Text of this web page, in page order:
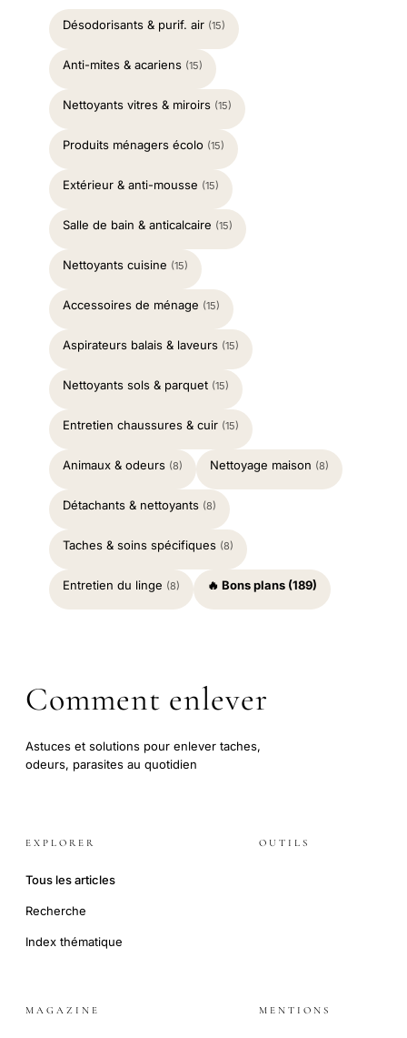
Désodorisants & purif. air (15)
Anti-mites & acariens (15)
Nettoyants vitres & miroirs (15)
Produits ménagers écolo (15)
Extérieur & anti-mousse (15)
Salle de bain & anticalcaire (15)
Nettoyants cuisine (15)
Accessoires de ménage (15)
Aspirateurs balais & laveurs (15)
Nettoyants sols & parquet (15)
Entretien chaussures & cuir (15)
Animaux & odeurs (8) Nettoyage maison (8)
Détachants & nettoyants (8)
Taches & soins spécifiques (8)
Entretien du linge (8) 🔥 Bons plans (189)
Comment enlever
Astuces et solutions pour enlever taches,
odeurs, parasites au quotidien
EXPLORER
Tous les articles
Recherche
Index thématique
OUTILS
MAGAZINE MENTIONS